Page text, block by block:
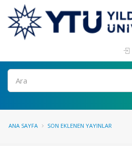
Ara
ANA SAYFA SON EKLENEN YAYINLAR